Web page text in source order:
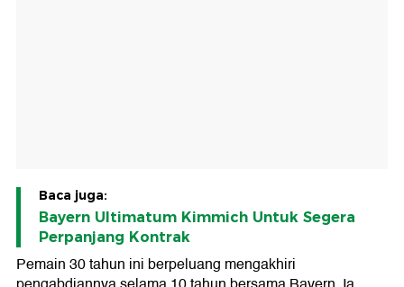
Baca juga:
Bayern Ultimatum Kimmich Untuk Segera
Perpanjang Kontrak
Pemain 30 tahun ini berpeluang mengakhiri